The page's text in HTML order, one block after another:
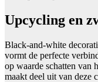
Upcycling en
Black-and-white
vormt de perfecte
op waarde schatten van
maakt deel uit van deze